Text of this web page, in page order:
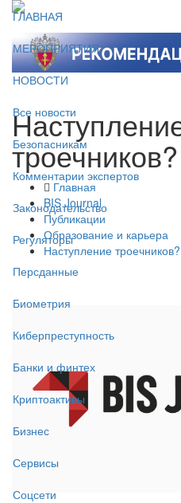
ГЛАВНАЯ
МЕРОПРИЯТИЯ
НОВОСТИ
Все новости
Безопасникам
Комментарии экспертов
Законодательство
Регуляторы
Персданные
Биометрия
Киберпреступность
Банки и финтех
Криптоактивы
Бизнес
Сервисы
Соцсети
троечников?
Главная
BIS Journal
Публикации
Образование и карьера
Наступление троечников?